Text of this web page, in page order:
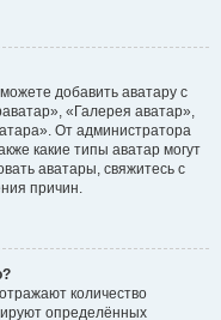
добавить аватару с
«Галерея аватар»,
От администратора
какие типы аватар могут
аватары, свяжитесь с
причин.
количество
определённых